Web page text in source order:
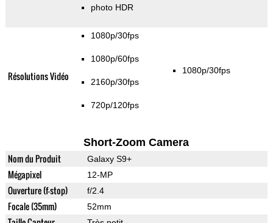
photo HDR
Résolutions Vidéo
1080p/30fps
1080p/60fps
2160p/30fps
720p/120fps
1080p/30fps
Short-Zoom Camera
Nom du Produit Galaxy S9+
Mégapixel 12-MP
Ouverture (f-stop) f/2.4
Focale (35mm) 52mm